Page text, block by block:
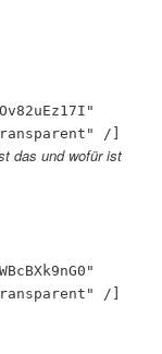
/]
das und wofür ist
/]